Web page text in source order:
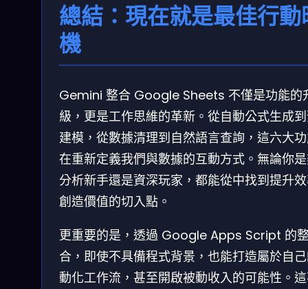
總結：現在就是最佳行動
機
Gemini 整合 Google Sheets 不僅是功能的
級，更是工作思維的革新。從自動公式生成
建模，從數據清理到自然語言查詢，這六大
在重新定義我們與數據的互動方式。無論你
分析新手還是資深玩家，都能從中找到提升
創造價值的切入點。
更重要的是，透過 Google Apps Script 的
合，即使不具備程式背景，也能打造屬於自
動化工作流，甚至開啟被動收入的可能性。